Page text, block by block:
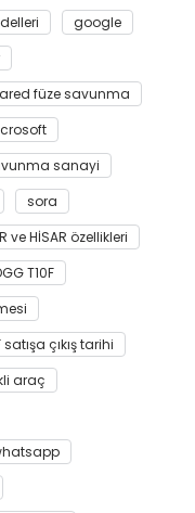
google
füze savunma
sanayi
sora
ve HİSAR özellikleri
T10F
satışa çıkış tarihi
araç